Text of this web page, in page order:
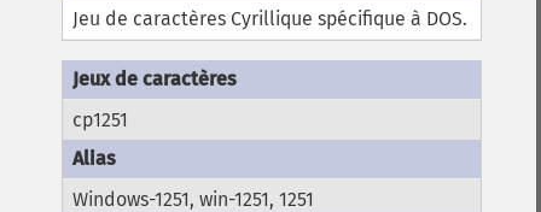
Jeu de caractères Cyrillique spécifique à DOS.
cp1251
Windows-1251, win-1251, 1251